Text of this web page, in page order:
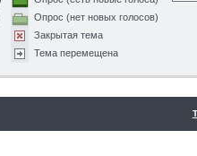
Опрос (нет новых голосов)
Закрытая тема
Тема перемещена